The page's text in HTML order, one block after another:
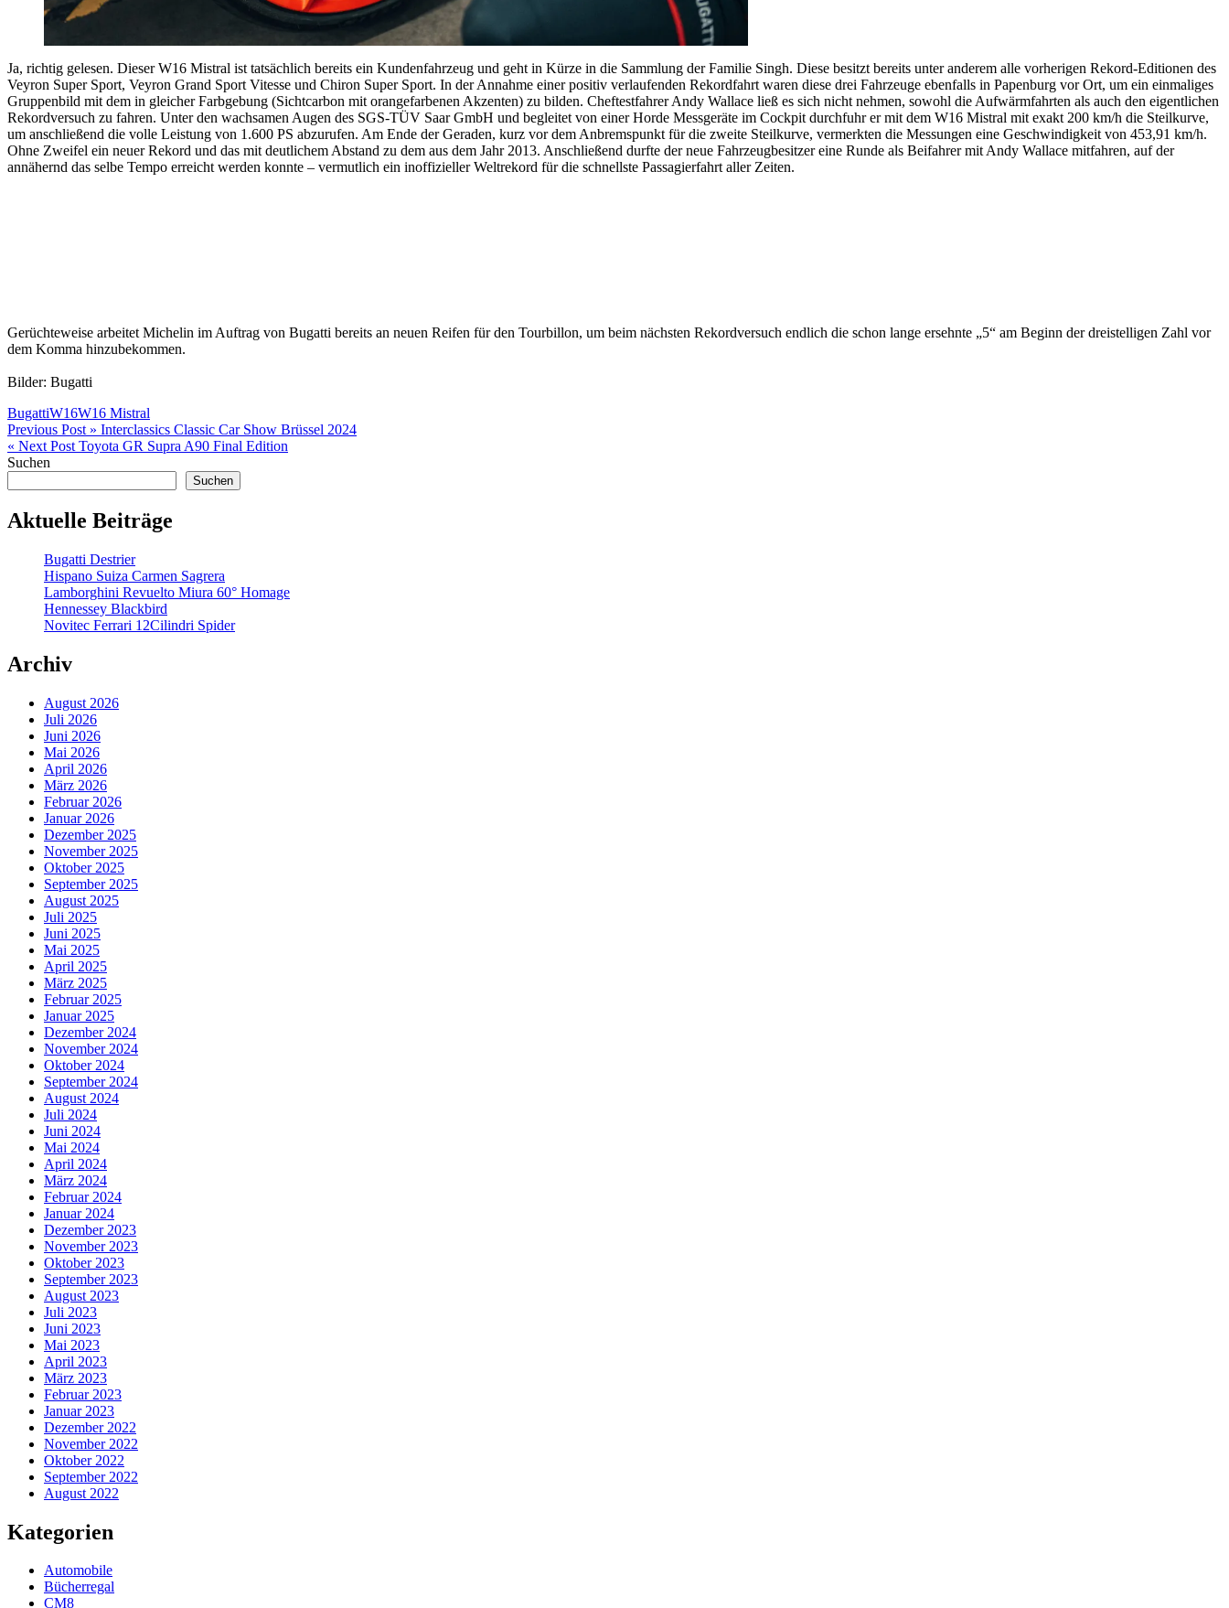
Ja, richtig gelesen. Dieser W16 Mistral ist tatsächlich bereits ein Kundenfahrzeug und geht in Kürze in die Sammlung der Familie Singh. Diese besitzt bereits unter anderem alle vorherigen Rekord-Editionen des
Veyron Super Sport, Veyron Grand Sport Vitesse und Chiron Super Sport. In der Annahme einer positiv verlaufenden Rekordfahrt waren diese drei Fahrzeuge ebenfalls in Papenburg vor Ort, um ein einmaliges
Gruppenbild mit dem in gleicher Farbgebung (Sichtcarbon mit orangefarbenen Akzenten) zu bilden. Cheftestfahrer Andy Wallace ließ es sich nicht nehmen, sowohl die Aufwärmfahrten als auch den eigentlichen
Rekordversuch zu fahren. Unter den wachsamen Augen des SGS-TÜV Saar GmbH und begleitet von einer Horde Messgeräte im Cockpit durchfuhr er mit dem W16 Mistral mit exakt 200 km/h die Steilkurve,
um anschließend die volle Leistung von 1.600 PS abzurufen. Am Ende der Geraden, kurz vor dem Anbremspunkt für die zweite Steilkurve, vermerkten die Messungen eine Geschwindigkeit von 453,91 km/h.
Ohne Zweifel ein neuer Rekord und das mit deutlichem Abstand zu dem aus dem Jahr 2013. Anschließend durfte der neue Fahrzeugbesitzer eine Runde als Beifahrer mit Andy Wallace mitfahren, auf der
annähernd das selbe Tempo erreicht werden konnte – vermutlich ein inoffizieller Weltrekord für die schnellste Passagierfahrt aller Zeiten.
Gerüchteweise arbeitet Michelin im Auftrag von Bugatti bereits an neuen Reifen für den Tourbillon, um beim nächsten Rekordversuch endlich die schon lange ersehnte „5“ am Beginn der dreistelligen Zahl vor
dem Komma hinzubekommen.
Bilder: Bugatti
BugattiW16W16 Mistral
Beitragsnavigation
Previous Post » Interclassics Classic Car Show Brüssel 2024
« Next Post Toyota GR Supra A90 Final Edition
Suchen
Suchen
Aktuelle Beiträge
Bugatti Destrier
Hispano Suiza Carmen Sagrera
Lamborghini Revuelto Miura 60° Homage
Hennessey Blackbird
Novitec Ferrari 12Cilindri Spider
Archiv
August 2026
Juli 2026
Juni 2026
Mai 2026
April 2026
März 2026
Februar 2026
Januar 2026
Dezember 2025
November 2025
Oktober 2025
September 2025
August 2025
Juli 2025
Juni 2025
Mai 2025
April 2025
März 2025
Februar 2025
Januar 2025
Dezember 2024
November 2024
Oktober 2024
September 2024
August 2024
Juli 2024
Juni 2024
Mai 2024
April 2024
März 2024
Februar 2024
Januar 2024
Dezember 2023
November 2023
Oktober 2023
September 2023
August 2023
Juli 2023
Juni 2023
Mai 2023
April 2023
März 2023
Februar 2023
Januar 2023
Dezember 2022
November 2022
Oktober 2022
September 2022
August 2022
Kategorien
Automobile
Bücherregal
CM8